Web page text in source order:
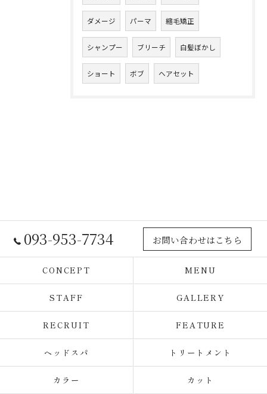
ダメージ パーマ 縮毛矯正
シャンプー ブリーチ 白髪ぼかし
ショート ボブ ヘアセット
093-953-7734 お問い合わせはこちら
CONCEPT MENU
STAFF GALLERY
RECRUIT FEATURE
ヘッドスパ トリートメント
カラー カット